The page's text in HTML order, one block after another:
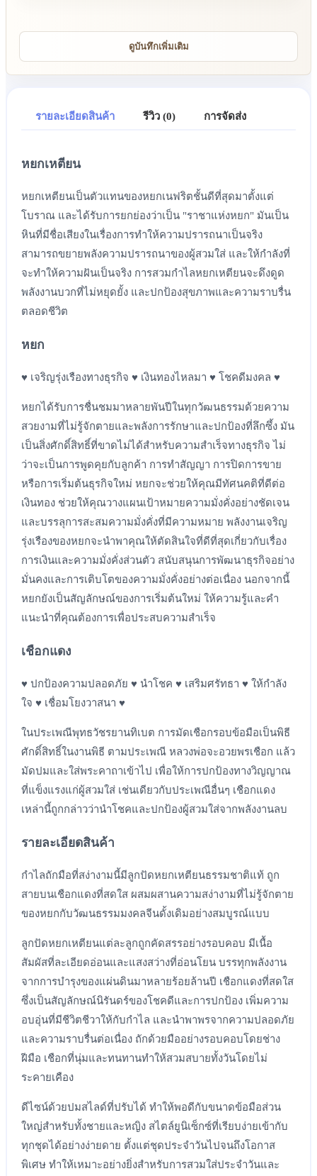
ดูบันทึกเพิ่มเติม
หยกเหตียน
หยกเหตียนเป็นตัวแทนของหยกเนฟริตชั้นดีที่สุดมาตั้งแต่
โบราณ และได้รับการยกย่องว่าเป็น "ราชาแห่งหยก" มันเป็น
หินที่มีชื่อเสียงในเรื่องการทำให้ความปรารถนาเป็นจริง
สามารถขยายพลังความปรารถนาของผู้สวมใส่ และให้กำลังที่
จะทำให้ความฝันเป็นจริง การสวมกำไลหยกเหตียนจะดึงดูด
พลังงานบวกที่ไม่หยุดยั้ง และปกป้องสุขภาพและความราบรื่น
ตลอดชีวิต
หยก
♥ เจริญรุ่งเรืองทางธุรกิจ ♥ เงินทองไหลมา ♥ โชคดีมงคล ♥
หยกได้รับการชื่นชมมาหลายพันปีในทุกวัฒนธรรมด้วยความ
สวยงามที่ไม่รู้จักตายและพลังการรักษาและปกป้องที่ลึกซึ้ง มัน
เป็นสิ่งศักดิ์สิทธิ์ที่ขาดไม่ได้สำหรับความสำเร็จทางธุรกิจ ไม่
ว่าจะเป็นการพูดคุยกับลูกค้า การทำสัญญา การปิดการขาย
หรือการเริ่มต้นธุรกิจใหม่ หยกจะช่วยให้คุณมีทัศนคติที่ดีต่อ
เงินทอง ช่วยให้คุณวางแผนเป้าหมายความมั่งคั่งอย่างชัดเจน
และบรรลุการสะสมความมั่งคั่งที่มีความหมาย พลังงานเจริญ
รุ่งเรืองของหยกจะนำพาคุณให้ตัดสินใจที่ดีที่สุดเกี่ยวกับเรื่อง
การเงินและความมั่งคั่งส่วนตัว สนับสนุนการพัฒนาธุรกิจอย่าง
มั่นคงและการเติบโตของความมั่งคั่งอย่างต่อเนื่อง นอกจากนี้
หยกยังเป็นสัญลักษณ์ของการเริ่มต้นใหม่ ให้ความรู้และคำ
แนะนำที่คุณต้องการเพื่อประสบความสำเร็จ
เชือกแดง
♥ ปกป้องความปลอดภัย ♥ นำโชค ♥ เสริมศรัทธา ♥ ให้กำลัง
ใจ ♥ เชื่อมโยงวาสนา ♥
ในประเพณีพุทธวัชรยานทิเบต การมัดเชือกรอบข้อมือเป็นพิธี
ศักดิ์สิทธิ์ในงานพิธี ตามประเพณี หลวงพ่อจะอวยพรเชือก แล้ว
มัดปมและใส่พระคาถาเข้าไป เพื่อให้การปกป้องทางวิญญาณ
ที่แข็งแรงแก่ผู้สวมใส่ เช่นเดียวกับประเพณีอื่นๆ เชือกแดง
เหล่านี้ถูกกล่าวว่านำโชคและปกป้องผู้สวมใส่จากพลังงานลบ
รายละเอียดสินค้า
กำไลถักมือที่สง่างามนี้มีลูกปัดหยกเหตียนธรรมชาติแท้ ถูก
สายบนเชือกแดงที่สดใส ผสมผสานความสง่างามที่ไม่รู้จักตาย
ของหยกกับวัฒนธรรมมงคลจีนดั้งเดิมอย่างสมบูรณ์แบบ
ลูกปัดหยกเหตียนแต่ละลูกถูกคัดสรรอย่างรอบคอบ มีเนื้อ
สัมผัสที่ละเอียดอ่อนและแสงสว่างที่อ่อนโยน บรรทุกพลังงาน
จากการบำรุงของแผ่นดินมาหลายร้อยล้านปี เชือกแดงที่สดใส
ซึ่งเป็นสัญลักษณ์นิรันดร์ของโชคดีและการปกป้อง เพิ่มความ
อบอุ่นที่มีชีวิตชีวาให้กับกำไล และนำพาพรจากความปลอดภัย
และความราบรื่นต่อเนื่อง ถักด้วยมืออย่างรอบคอบโดยช่าง
ฝีมือ เชือกที่นุ่มและทนทานทำให้สวมสบายทั้งวันโดยไม่
ระคายเคือง
ดีไซน์ด้วยปมสไลด์ที่ปรับได้ ทำให้พอดีกับขนาดข้อมือส่วน
ใหญ่สำหรับทั้งชายและหญิง สไตล์ยูนิเซ็กซ์ที่เรียบง่ายเข้ากับ
ทุกชุดได้อย่างง่ายดาย ตั้งแต่ชุดประจำวันไปจนถึงโอกาส
พิเศษ ทำให้เหมาะอย่างยิ่งสำหรับการสวมใส่ประจำวันและ
รายละเอียดสินค้า รีวิว (0) การจัดส่ง